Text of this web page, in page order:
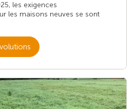
les exigences
les maisons neuves se sont